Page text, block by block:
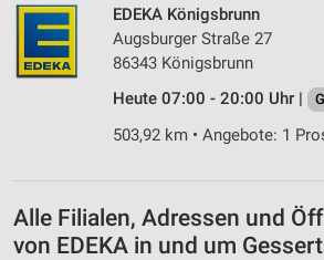
EDEKA Königsbrunn
Augsburger Straße 27
86343 Königsbrunn
Heute 07:00 - 20:00 Uhr |
503,92 km • Angebote: 1
Alle Filialen, Adressen und
von EDEKA in und um
Werbung